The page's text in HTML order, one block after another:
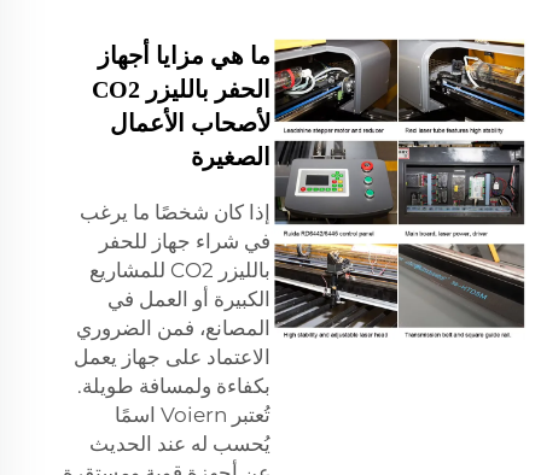
ما هي مزايا أجهاز
الحفر بالليزر CO2
لأصحاب الأعمال
الصغيرة
إذا كان شخصًا ما يرغب
في شراء جهاز للحفر
بالليزر CO2 للمشاريع
الكبيرة أو العمل في
المصانع، فمن الضروري
الاعتماد على جهاز يعمل
بكفاءة ولمسافة طويلة.
تُعتبر Voiern اسمًا
يُحسب له عند الحديث